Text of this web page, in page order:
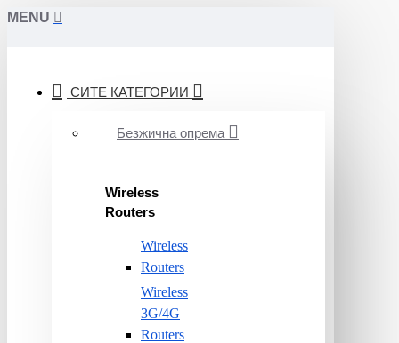
MENU
СИТЕ КАТЕГОРИИ
Безжична опрема
Wireless
Routers
Wireless
Routers
Wireless
3G/4G
Routers